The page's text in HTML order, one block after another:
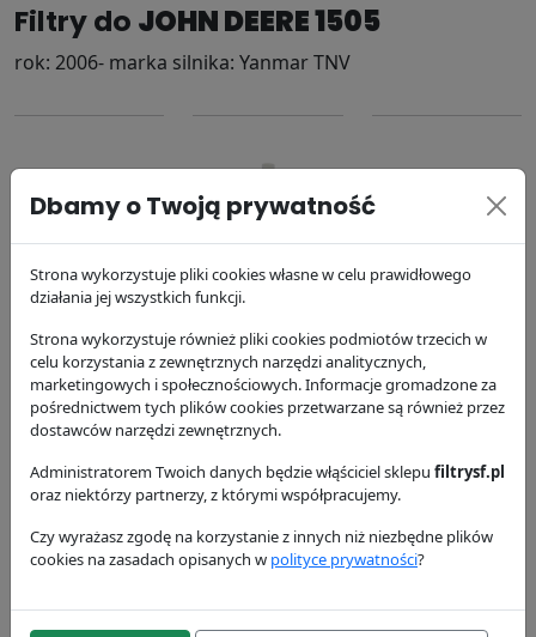
Filtry do JOHN DEERE 1505
rok: 2006- marka silnika: Yanmar TNV
Filtr oleju
SP4032/1
23.37 zł
Filtr paliwa
SKV401
SF Filter
30.5 zł
Filtr paliwa
SF Filter
48.59 zł
Filtr powietrza
SF Filter
Filtr powietrza
SF Filter
Filtr
HY13453
Dbamy o Twoją prywatność
Strona wykorzystuje pliki cookies własne w celu prawidłowego
działania jej wszystkich funkcji.
Strona wykorzystuje również pliki cookies podmiotów trzecich w
celu korzystania z zewnętrznych narzędzi analitycznych,
marketingowych i społecznościowych. Informacje gromadzone za
pośrednictwem tych plików cookies przetwarzane są również przez
dostawców narzędzi zewnętrznych.
Administratorem Twoich danych będzie włąściciel sklepu filtrysf.pl
oraz niektórzy partnerzy, z którymi współpracujemy.
Czy wyrażasz zgodę na korzystanie z innych niż niezbędne plików
cookies na zasadach opisanych w polityce prywatności?